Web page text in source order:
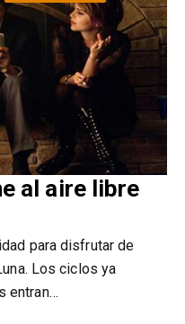
al aire libre
para disfrutar de
Los ciclos ya
entran…